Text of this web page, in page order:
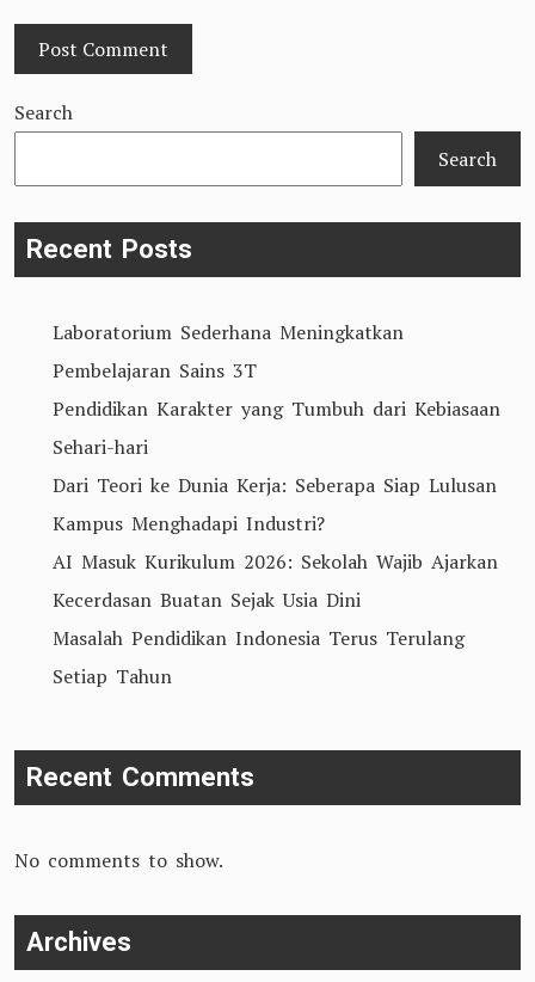
Search
Search
Recent Posts
Laboratorium Sederhana Meningkatkan
Pembelajaran Sains 3T
Pendidikan Karakter yang Tumbuh dari Kebiasaan
Sehari-hari
Dari Teori ke Dunia Kerja: Seberapa Siap Lulusan
Kampus Menghadapi Industri?
AI Masuk Kurikulum 2026: Sekolah Wajib Ajarkan
Kecerdasan Buatan Sejak Usia Dini
Masalah Pendidikan Indonesia Terus Terulang
Setiap Tahun
Recent Comments
No comments to show.
Archives